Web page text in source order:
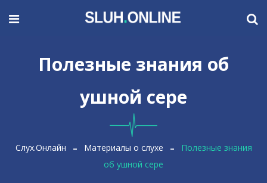
Полезные знания об
ушной сере
Слух.Онлайн Материалы о слухе
Полезные знания
об ушной сере